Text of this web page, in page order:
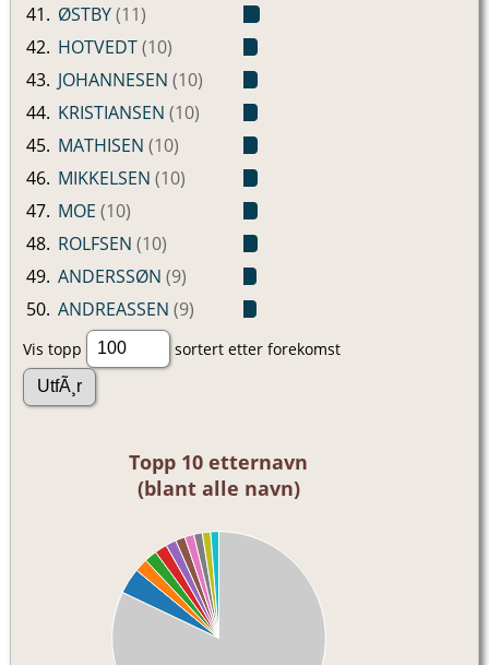
41. ØSTBY(11)
42. HOTVEDT(10)
43. JOHANNESEN (10)
44. KRISTIANSEN (10)
45. MATHISEN (10)
46. MIKKELSEN (10)
47. MOE (10)
48. ROLFSEN (10)
49. ANDERSSØN (9)
50. ANDREASSEN (9)
Vis topp sortert etter forekomst
Topp 10 etternavn
(blant alle navn)